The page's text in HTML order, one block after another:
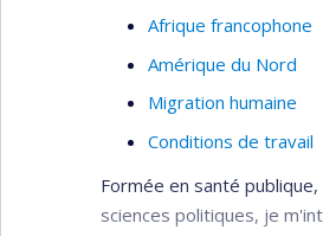
Afrique francophone
Amérique du Nord
Migration humaine
Conditions de travail
Formée en santé
sciences politiques, je